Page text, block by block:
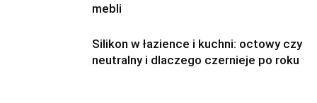
mebli
Silikon w łazience i kuchni: octowy czy
neutralny i dlaczego czernieje po roku